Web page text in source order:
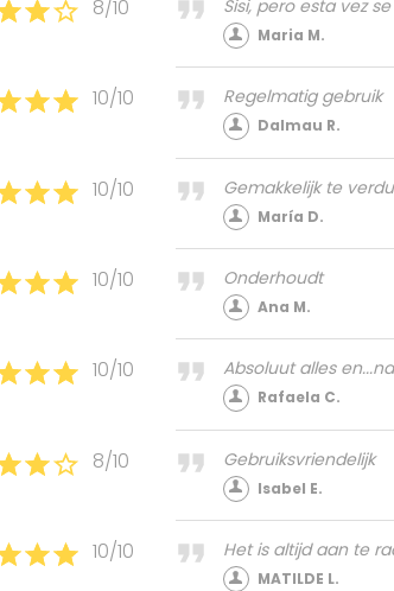
8/10 Sisi, pero esta vez
Maria M.
10/10 Regelmatig gebruik
Dalmau R.
10/10 Gemakkelijk te
María D.
10/10 Onderhoudt
Ana M.
10/10 Absoluut alles
Rafaela C.
8/10 Gebruiksvriendelijk
Isabel E.
10/10 Het is altijd aan te
MATILDE L.